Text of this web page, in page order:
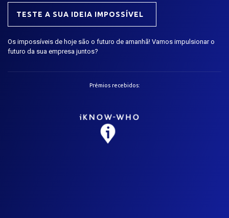
TESTE A SUA IDEIA IMPOSSÍVEL
Os impossíveis de hoje são o futuro de amanhã! Vamos impulsionar o
futuro da sua empresa juntos?
Prémios recebidos: